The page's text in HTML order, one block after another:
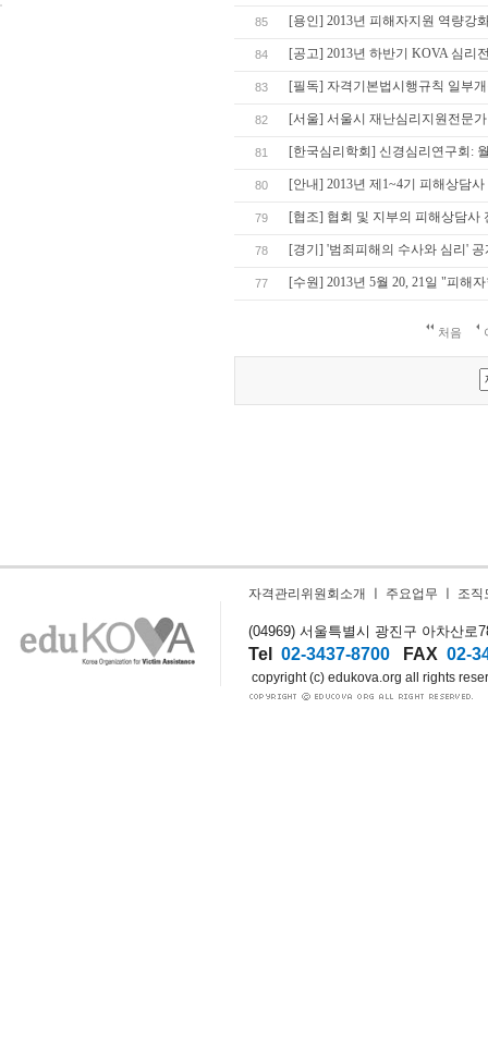
85 [용인] 2013년 피해자지원 역량강
84 [공고] 2013년 하반기 KOVA 심리
83 [필독] 자격기본법시행규칙 일부
82 [서울] 서울시 재난심리지원전문
81 [한국심리학회] 신경심리연구회:
80 [안내] 2013년 제1~4기 피해상담
79 [협조] 협회 및 지부의 피해상담
78 [경기] '범죄피해의 수사와 심리'
77 [수원] 2013년 5월 20, 21일 "피해
처음
자격관리위원회소개 주요업무 조직
(04969) 서울특별시 광진구 아차산로
Tel 02-3437-8700 FAX 02-
copyright (c) edukova.org all rights